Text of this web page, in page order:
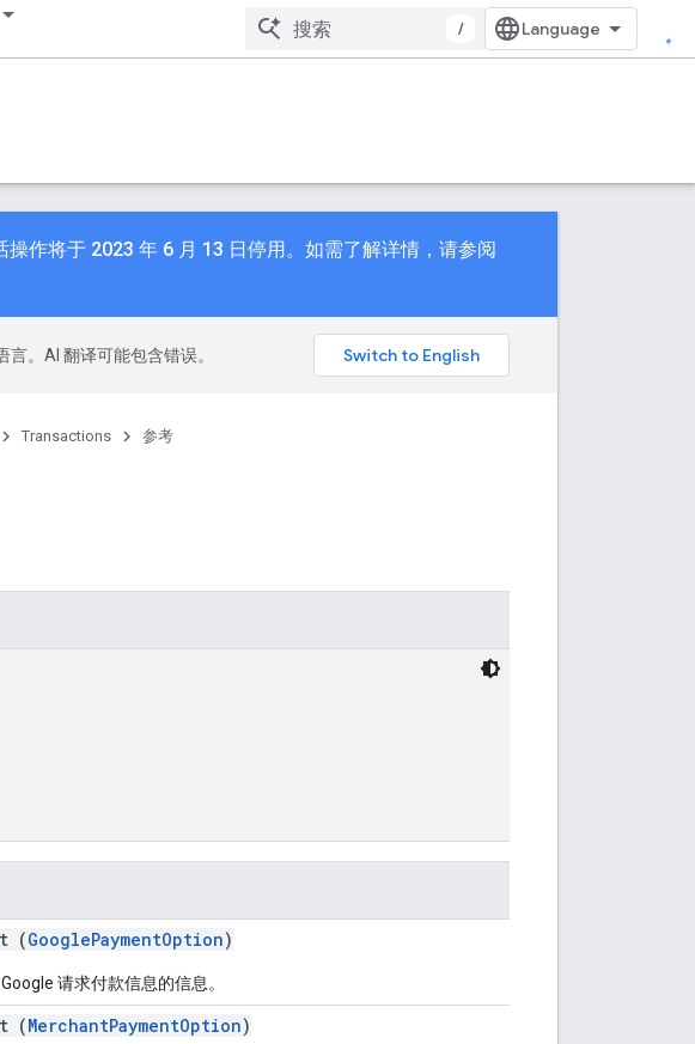
/
作将于 2023 年 6 月 13 日停用。如需了解详情，请参阅
。AI 翻译可能包含错误。
Transactions 参考
(GooglePaymentOption)
请求付款信息的信息。
(MerchantPaymentOption)